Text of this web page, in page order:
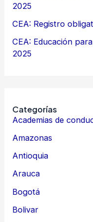
2025
CEA: Registro
CEA: Educación
2025
Categorías
Academias de
Amazonas
Antioquia
Arauca
Bogotá
Bolivar